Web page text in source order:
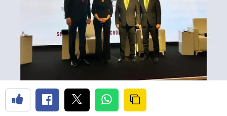
Bursa
Çanakkale
Çankırı
Çorum